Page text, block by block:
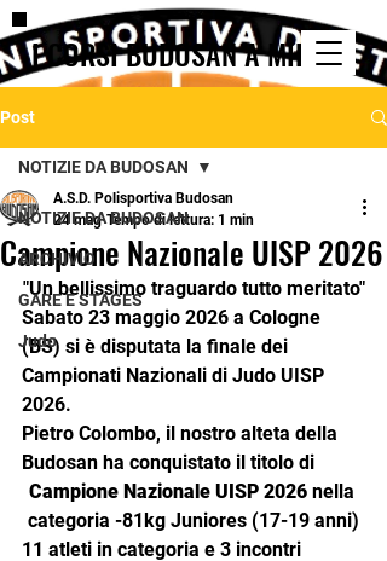
I CORSI BUDOSAN A MILANO
Post
NOTIZIE DA BUDOSAN
ARCHIVIO
GARE E STAGES
Judo
NOTIZIE DA BUDOSAN
Campione Nazionale UISP 2026
A.S.D. Polisportiva Budosan
24 mag Tempo di lettura: 1 min
"Un bellissimo traguardo tutto meritato"
Sabato 23 maggio 2026 a Cologne
(BS) si è disputata la finale dei
Campionati Nazionali di Judo UISP
2026.
Pietro Colombo, il nostro alteta della
Budosan ha conquistato il titolo di
Campione Nazionale UISP 2026 nella
categoria -81kg Juniores (17-19 anni)
11 atleti in categoria e 3 incontri